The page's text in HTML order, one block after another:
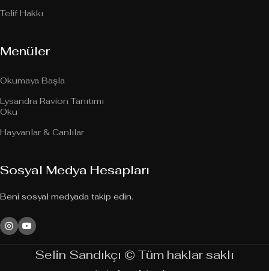
Telif Hakkı
Menüler
Okumaya Başla
Lysandra Ravion Tanıtımı
Oku
Hayvanlar & Canlılar
Sosyal Medya Hesapları
Beni sosyal medyada takip edin.
Selin Sandıkçı © Tüm haklar saklı